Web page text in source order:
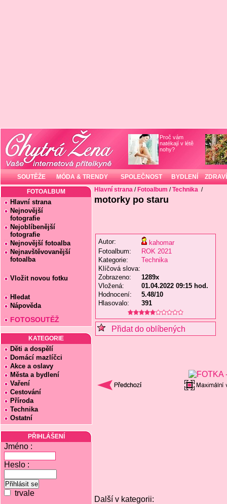
Proč vám
natékají v létě
nohy?
SOUTĚŽE MÓDA & TRENDY SPOLEČNOST BYDLENÍ ZDRAVÍ
FOTOALBUM
Hlavní strana
Nejnovější
fotografie
Nejoblíbenější
fotografie
Nejnovější fotoalba
Nejnavštěvovanější
fotoalba
Vložit novou fotku
Hledat
Nápověda
FOTOSOUTĚŽ
KATEGORIE
Děti a dospělí
Domácí mazlíčci
Akce a oslavy
Města a bydlení
Vaření
Cestování
Příroda
Technika
Ostatní
PŘIHLÁŠENÍ
Jméno :
Heslo :
trvale
Hlavní strana / Fotoalbum /Technika /
motorky po staru
Autor:
kahomar
Fotoalbum:
ROK 2021
Kategorie:
Technika
Klíčová slova:
Zobrazeno:
1289x
Vložená:
01.04.2022 09:15 hod.
Hodnocení:
5.48/10
Hlasovalo:
391
Přidat do oblíbených
Další v kategorii: